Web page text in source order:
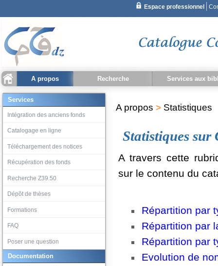
A propos
Qu'est ce que CCDZ ?
Statistiques
Recherche
Recherche document
Recherche avancée
Recherche bibliothèque
Historique recherche
Services aux
Services
Intégration des anciens fonds
Catalogage en ligne
Téléchargement des notices
Récupération des fonds
Recherche Z39.50
Dépôt de thèses
Formations
FAQ
Poser une question
Documentation
A propos > Statistiques
Statistiques sur
A travers cette
sur le contenu du
Répartition par
Répartition par
Répartition par
Evolution de